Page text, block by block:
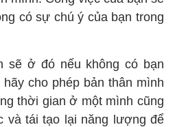
có sự chú ý của bạn trong
sẽ ở đó nếu không có bạn
cho phép bản thân mình
thời gian ở một mình cũng
và tái tạo lại năng lượng để